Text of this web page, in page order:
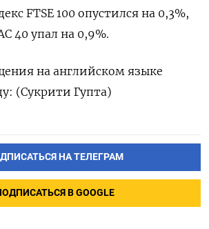
FTSE 100 опустился на 0,3%,
40 упал на 0,9%.
на английском языке
(Сукрити Гупта)
НА ТЕЛЕГРАМ
В GOOGLE